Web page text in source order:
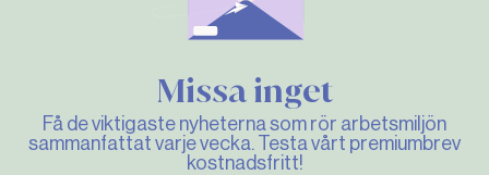
Missa inget
Få de viktigaste nyheterna som rör arbetsmiljön
sammanfattat varje vecka. Testa vårt premiumbrev
kostnadsfritt!